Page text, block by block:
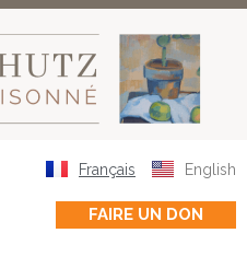
Français English
FAIRE UN DON